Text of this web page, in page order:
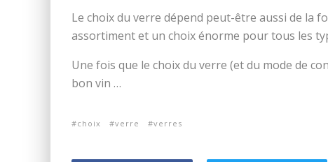
Le choix du verre dépend peut-être aussi de la
assortiment et un choix énorme pour tous les
Une fois que le choix du verre (et du mode de
bon vin …
choix verre verres